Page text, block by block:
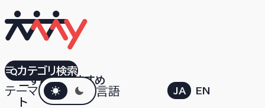
すべておすすめ
テーマダークモード言語 JA EN
カテゴリ検索
ア
ー
ト